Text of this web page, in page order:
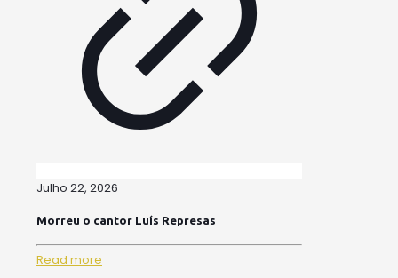
Julho 22, 2026
Morreu o cantor Luís Represas
Read more